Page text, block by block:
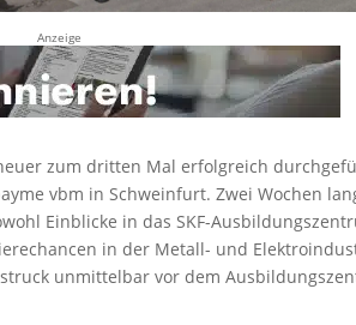
Anzeige
zum dritten Mal erfolgreich
vbm in Schweinfurt. Zwei Wochen
Einblicke in das SKF-
in der Metall- und
unmittelbar vor dem